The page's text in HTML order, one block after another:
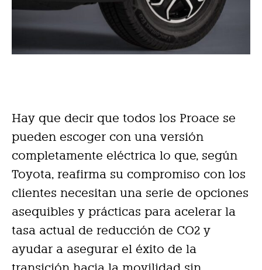
Hay que decir que todos los Proace se
pueden escoger con una versión
completamente eléctrica lo que, según
Toyota, reafirma su compromiso con los
clientes necesitan una serie de opciones
asequibles y prácticas para acelerar la
tasa actual de reducción de CO2 y
ayudar a asegurar el éxito de la